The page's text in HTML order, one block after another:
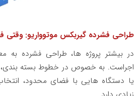
طراحی فشرده گیربکس موتوواریو:
در بیشتر پروژه‌ ها، طراحی فشرده
اجراست. به‌ خصوص در خطوط بسته‌ بندی،
یا دستگاه‌ هایی با فضای محدود،